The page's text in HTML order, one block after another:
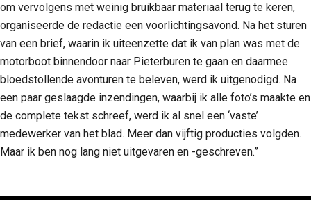
om vervolgens met weinig bruikbaar materiaal terug te keren,
organiseerde de redactie een voorlichtingsavond. Na het sturen
van een brief, waarin ik uiteenzette dat ik van plan was met de
motorboot binnendoor naar Pieterburen te gaan en daarmee
bloedstollende avonturen te beleven, werd ik uitgenodigd. Na
een paar geslaagde inzendingen, waarbij ik alle foto’s maakte en
de complete tekst schreef, werd ik al snel een ‘vaste’
medewerker van het blad. Meer dan vijftig producties volgden.
Maar ik ben nog lang niet uitgevaren en -geschreven.”